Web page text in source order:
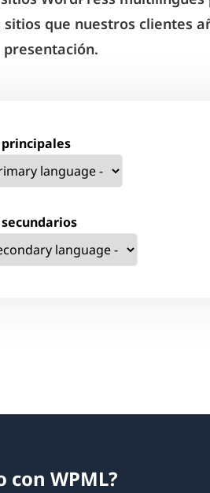
que nuestros clientes
presentación.
WPML?